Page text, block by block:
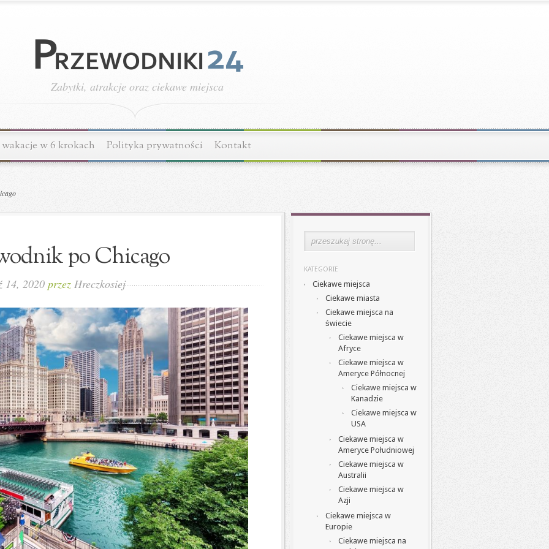
Zabytki, atrakcje oraz ciekawe miejsca
w 6 krokach Polityka prywatności Kontakt
po Chicago
14, 2020 przez Hreczkosiej
KATEGORIE
Ciekawe miejsca
Ciekawe miasta
Ciekawe miejsca na
świecie
Ciekawe miejsca w
Afryce
Ciekawe miejsca w
Ameryce Północnej
Ciekawe miejsca w
Kanadzie
Ciekawe miejsca w
USA
Ciekawe miejsca w
Ameryce Południowej
Ciekawe miejsca w
Australii
Ciekawe miejsca w
Azji
Ciekawe miejsca w
Europie
Ciekawe miejsca na